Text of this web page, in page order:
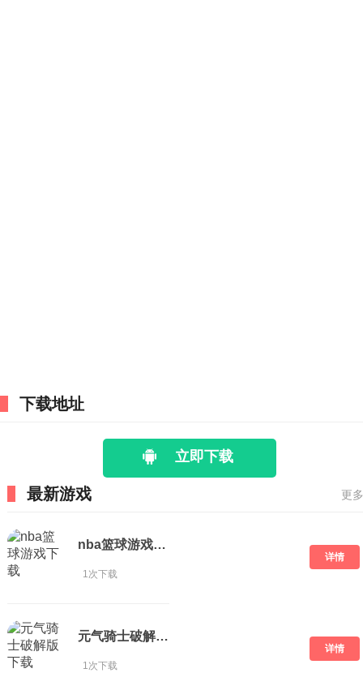
下载地址
立即下载
最新游戏 更
nba篮球游戏下载
1次下载
详情
元气骑士破解版 下载
1次下载
详情